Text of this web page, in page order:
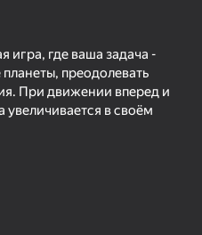
peýza
игра, где ваша задача -
преодолевать
При движении вперед и
в своём
и ловушки. Вам придется
до финиша как можно